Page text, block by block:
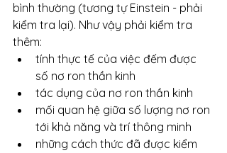
bình thường (tương tự Einstein - phải
kiểm tra lại). Như vậy phải kiểm tra
thêm:
tính thực tế của việc đếm được
số nơ ron thần kinh
tác dụng của nơ ron thần kinh
mối quan hệ giữa số lượng nơ ron
tới khả năng và trí thông minh
những cách thức đã được kiểm